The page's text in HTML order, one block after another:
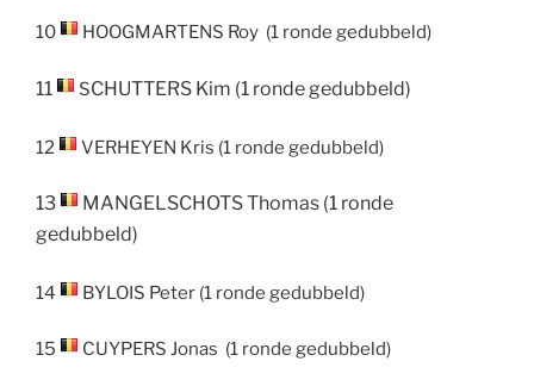
10 HOOGMARTENS Roy (1 ronde gedubbeld)
11 SCHUTTERS Kim (1 ronde gedubbeld)
12 VERHEYEN Kris (1 ronde gedubbeld)
13 MANGELSCHOTSThomas (1 ronde
gedubbeld)
14 BYLOIS Peter (1 ronde gedubbeld)
15 CUYPERS Jonas (1 ronde gedubbeld)